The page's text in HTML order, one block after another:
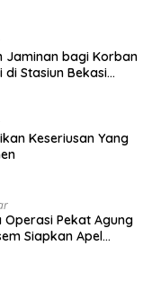
Jaminan bagi Korban
di Stasiun Bekasi
Keseriusan Yang
Pekat Agung
Siapkan Apel